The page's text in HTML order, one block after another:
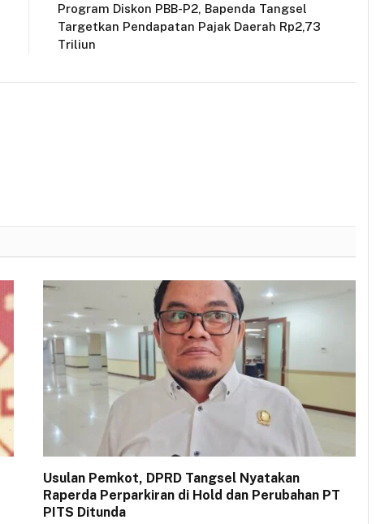
Program Diskon PBB-P2, Bapenda Tangsel
Targetkan Pendapatan Pajak Daerah Rp2,73
Triliun
Usulan Pemkot, DPRD Tangsel Nyatakan
Raperda Perparkiran di Hold dan Perubahan PT
PITS Ditunda